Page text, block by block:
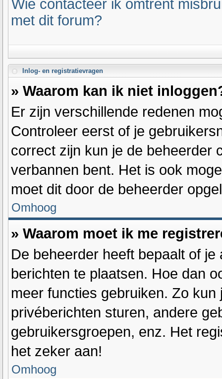
Wie contacteer ik omtrent
met dit forum?
Inlog- en registratievragen
» Waarom kan ik niet
Er zijn verschillende redenen
Controleer eerst of je
correct zijn kun je de beheerder
verbannen bent. Het is ook
moet dit door de beheerder
Omhoog
» Waarom moet ik me
De beheerder heeft bepaalt of
berichten te plaatsen. Hoe dan
meer functies gebruiken. Zo
privéberichten sturen, andere
gebruikersgroepen, enz. Het
het zeker aan!
Omhoog